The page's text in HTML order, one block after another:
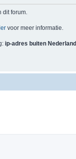
dit forum.
voor meer informatie.
ip-adres buiten Nederland